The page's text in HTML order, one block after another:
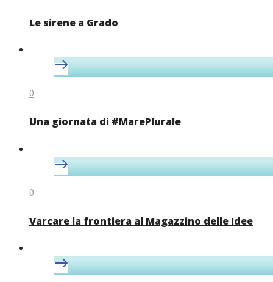
Le sirene a Grado
0
Una giornata di #MarePlurale
0
Varcare la frontiera al Magazzino delle Idee